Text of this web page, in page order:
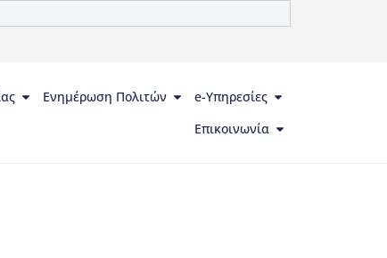
Ενημέρωση Πολιτών
e-Υπηρεσίες
Επικοινωνία